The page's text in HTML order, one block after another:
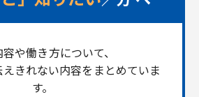
や働き方について、
きれない内容をまとめていま
す。